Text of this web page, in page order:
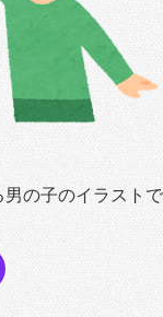
の子のイラスト